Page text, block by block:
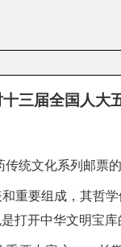
十三届全国人大
统文化系列邮票
重要组成，其哲
打开中华文明宝库